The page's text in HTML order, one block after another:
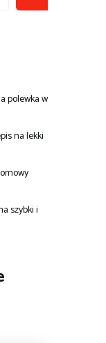
polewka w
na lekki
szybki i